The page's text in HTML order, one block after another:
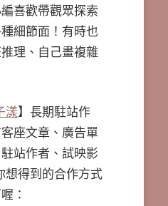
編喜歡帶觀眾探索
細節面！有時也
理、自己畫複雜
漾】長期駐站作
座文章、廣告單
站作者、試映影
想得到的合作方式
：